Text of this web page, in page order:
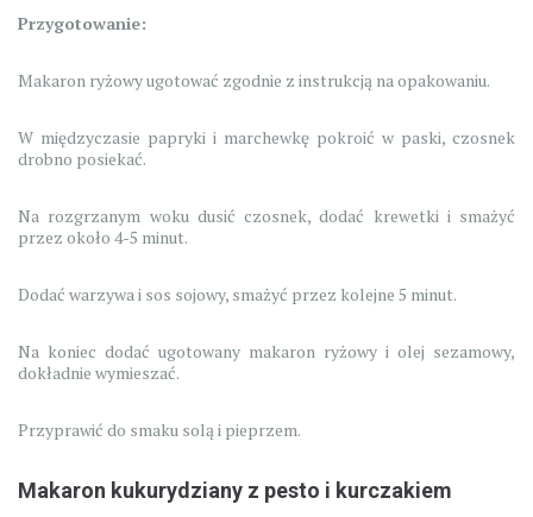
Przygotowanie:
Makaron ryżowy ugotować zgodnie z instrukcją na opakowaniu.
W międzyczasie papryki i marchewkę pokroić w paski, czosnek
drobno posiekać.
Na rozgrzanym woku dusić czosnek, dodać krewetki i smażyć
przez około 4-5 minut.
Dodać warzywa i sos sojowy, smażyć przez kolejne 5 minut.
Na koniec dodać ugotowany makaron ryżowy i olej sezamowy,
dokładnie wymieszać.
Przyprawić do smaku solą i pieprzem.
Makaron kukurydziany z pesto i kurczakiem